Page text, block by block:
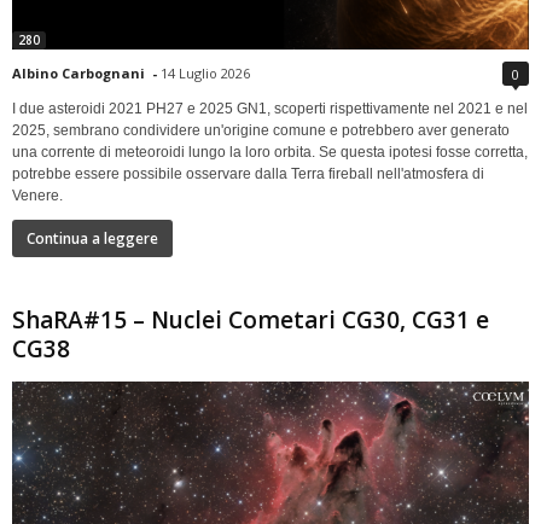
280
Albino Carbognani - 14 Luglio 2026 0
I due asteroidi 2021 PH27 e 2025 GN1, scoperti rispettivamente nel 2021 e nel
2025, sembrano condividere un'origine comune e potrebbero aver generato
una corrente di meteoroidi lungo la loro orbita. Se questa ipotesi fosse corretta,
potrebbe essere possibile osservare dalla Terra fireball nell'atmosfera di
Venere.
Continua a leggere
ShaRA#15 – Nuclei Cometari CG30, CG31 e
CG38